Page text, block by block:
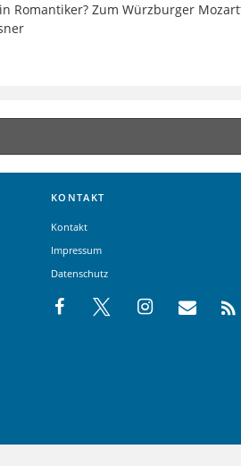
Romantiker? Zum Würzburger
KONTAKT
Kontakt
Impressum
Datenschutz